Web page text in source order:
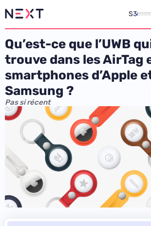
S3
Qu’est-ce que l’UWB
trouve dans les AirTag
smartphones d’Apple
Samsung ?
Pas si récent